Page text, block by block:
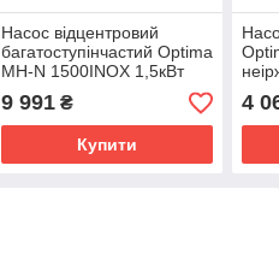
Насос відцентровий
багатоступінчастий Optima
MH-N 1500INOX 1,5кВт
нерж, колеса
9 991₴
Купити
4